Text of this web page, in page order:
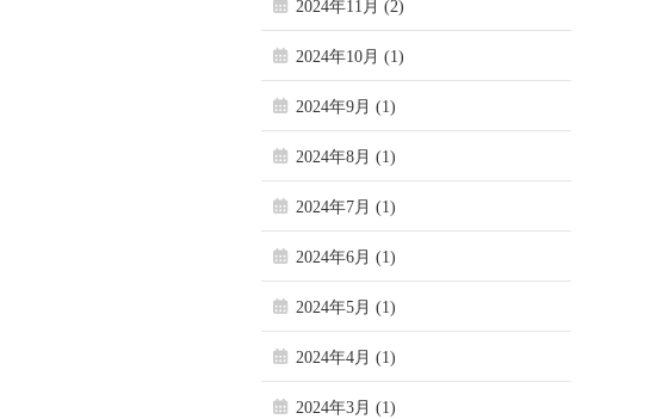
2024年11月 (2)
2024年10月 (1)
2024年9月 (1)
2024年8月 (1)
2024年7月 (1)
2024年6月 (1)
2024年5月 (1)
2024年4月 (1)
2024年3月 (1)